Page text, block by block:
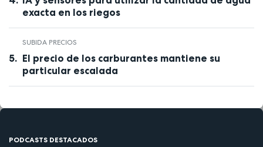
exacta en los riegos
SUBIDA PRECIOS
El precio de los carburantes mantiene su
particular escalada
PODCASTS DESTACADOS